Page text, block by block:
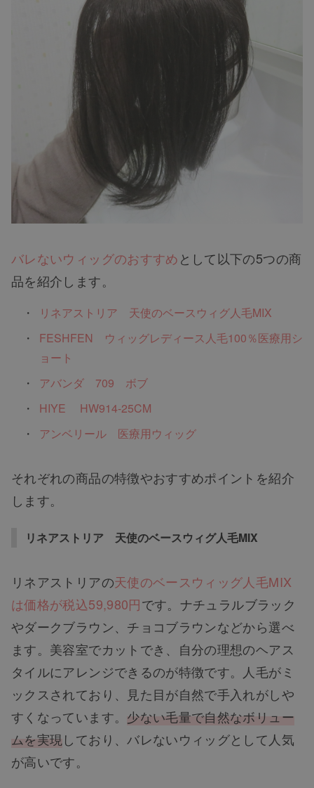
バレないウィッグのおすすめとして以下の5つの商
品を紹介します。
リネアストリア 天使のベースウィグ人毛MIX
FESHFEN ウィッグレディース人毛100％医療用シ
ョート
アバンダ 709 ボブ
HIYE HW914-25CM
アンベリール 医療用ウィッグ
それぞれの商品の特徴やおすすめポイントを紹介
します。
リネアストリア 天使のベースウィグ人毛MIX
リネアストリアの天使のベースウィッグ人毛MIX
は価格が税込59,980円です。ナチュラルブラック
やダークブラウン、チョコブラウンなどから選べ
ます。美容室でカットでき、自分の理想のヘアス
タイルにアレンジできるのが特徴です。人毛がミ
ックスされており、見た目が自然で手入れがしや
すくなっています。 少ない毛量で自然なボリュー
ムを実現しており、バレないウィッグとして人気
が高いです。